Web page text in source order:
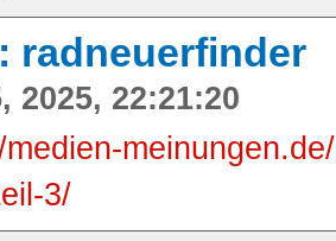
radneuerfinder
2025, 22:21:20
medien-
3/